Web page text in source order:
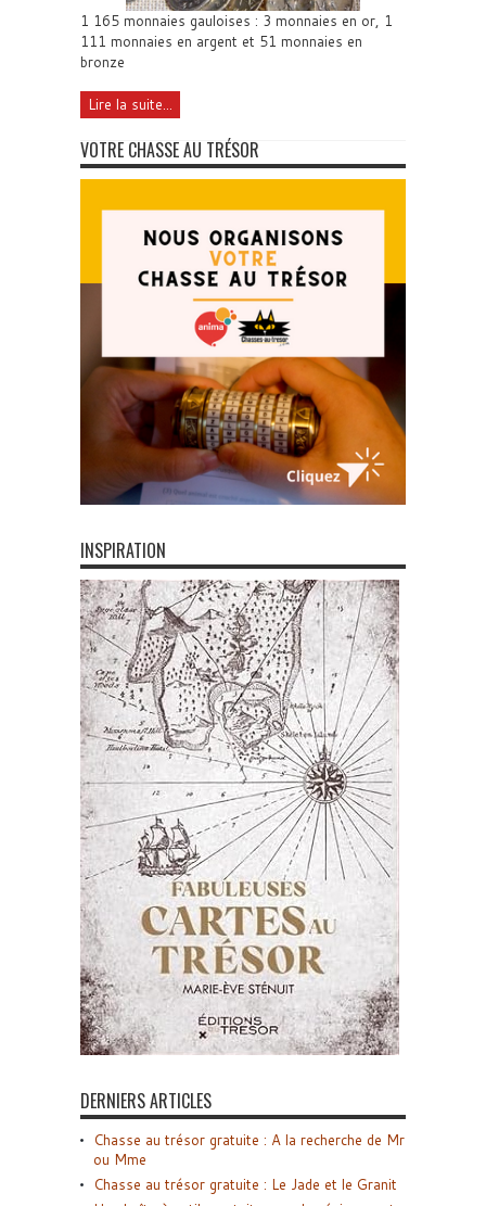
1 165 monnaies gauloises : 3 monnaies en or, 1
111 monnaies en argent et 51 monnaies en
bronze
Lire la suite...
VOTRE CHASSE AU TRÉSOR
INSPIRATION
DERNIERS ARTICLES
Chasse au trésor gratuite : A la recherche de Mr
ou Mme
Chasse au trésor gratuite : Le Jade et le Granit